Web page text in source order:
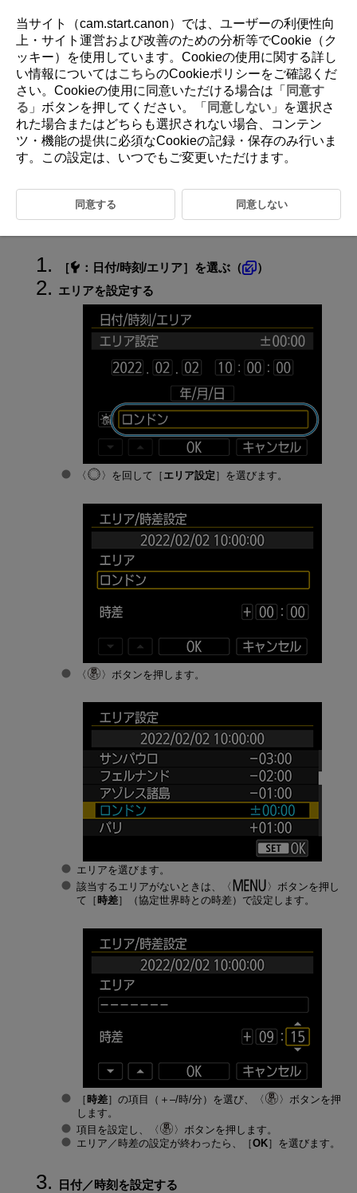
D180-206
日付／時刻／エリア
初めて電源を入れたときや、日付／時刻／エリアの設定が解除されてい
るときは、以下の操作手順に従ってエリア（地域）から設定してくださ
い。
撮影画像には撮影日時の情報が付加されますので、必ず設定してくださ
い。
［ ： 日付/時刻/エリア］を選ぶ（
）
エリアを設定する
を回して［ エリア設定 ］を選びます。
ボタンを押します。
エリアを選びます。
該当するエリアがないときは、
ボタンを押し
て［ 時差］（協定世界時との時差）で設定します。
［時差］の項目（＋–/時/分）を選び、
ボタンを押
します。
項目を設定し、
ボタンを押します。
エリア／時差の設定が終わったら、［OK］を選びます。
日付／時刻を設定する
当サイト（cam.start.canon）では、ユーザーの利便性向
上・サイト運営および改善のための分析等でCookie（ク
ッキー）を使用しています。Cookieの使用に関する詳し
い情報についてはこちらのCookieポリシーをご確認くだ
さい。Cookieの使用に同意いただける場合は「 同意す
る 」ボタンを押してください。「 同意しない 」を選択さ
れた場合またはどちらも選択されない場合、コンテン
ツ・機能の提供に必須なCookieの記録・保存のみ行いま
す。この設定は、いつでもご変更いただけます。
同意する 同意しない